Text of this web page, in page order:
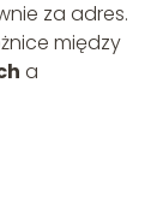
za adres.
między
a